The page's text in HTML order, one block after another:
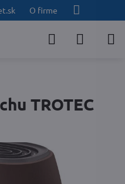
O firme
TROTEC